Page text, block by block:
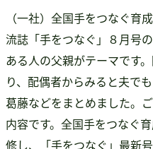
（一社）全国手をつなぐ育
流誌「手をつなぐ」８月号
ある人の父親がテーマです
り、配偶者からみると夫で
葛藤などをまとめました。
内容です。全国手をつなぐ
修し、「手をつなぐ」最新
国内事業
啓発事業
調査・研究事業
セミナー情報
書籍・DVD販売
書籍・DVD販売
おすすめ書籍